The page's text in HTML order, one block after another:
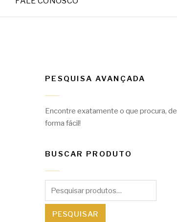
PESQUISA AVANÇADA
Encontre exatamente o que procura, de
forma fácil!
BUSCAR PRODUTO
Pesquisar
PESQUISAR